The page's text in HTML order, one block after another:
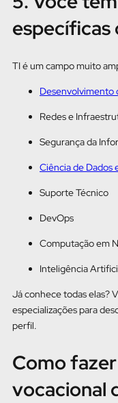
específicas
TI é um campo muito
Desenvolvimento
Redes e
Segurança da
Ciência de Dados
Suporte Técnico
DevOps
Computação em
Inteligência
Já conhece todas elas?
especializações para
perfil.
Como
vocacional